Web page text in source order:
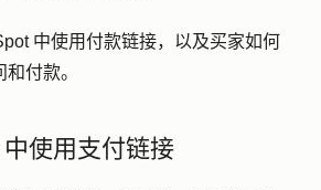
中使用付款链接，以及买家如何
付款。
使用支付链接